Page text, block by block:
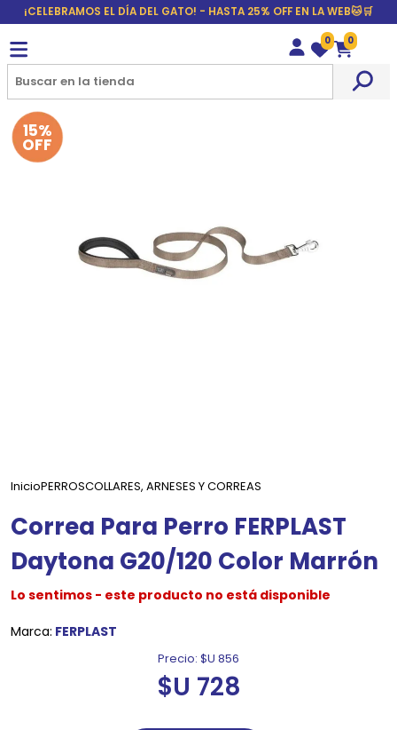
¡CELEBRAMOS EL DÍA DEL GATO! - HASTA 25% OFF EN LA WEB🐱🛒
Wishlist
0
Carrito
0
15%
OFF
InicioPERROSCOLLARES, ARNESES Y CORREAS
Correa Para Perro FERPLAST
Daytona G20/120 Color Marrón
Lo sentimos - este producto no está disponible
Marca: FERPLAST
Precio: $U 856
$U 728